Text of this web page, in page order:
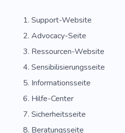
Support-Website
Advocacy-Seite
Ressourcen-Website
Sensibilisierungsseite
Informationsseite
Hilfe-Center
Sicherheitsseite
Beratungsseite